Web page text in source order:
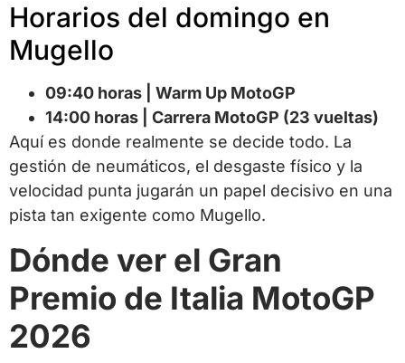
Horarios del domingo en
Mugello
09:40 horas | Warm Up MotoGP
14:00 horas | Carrera MotoGP (23 vueltas)
Aquí es donde realmente se decide todo. La
gestión de neumáticos, el desgaste físico y la
velocidad punta jugarán un papel decisivo en una
pista tan exigente como Mugello.
Dónde ver el Gran
Premio de Italia MotoGP
2026